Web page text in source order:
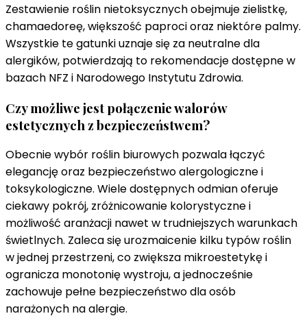
Zestawienie roślin nietoksycznych obejmuje zielistkę,
chamaedoreę, większość paproci oraz niektóre palmy.
Wszystkie te gatunki uznaje się za neutralne dla
alergików, potwierdzają to rekomendacje dostępne w
bazach NFZ i Narodowego Instytutu Zdrowia.
Czy możliwe jest połączenie walorów
estetycznych z bezpieczeństwem?
Obecnie wybór roślin biurowych pozwala łączyć
elegancję oraz bezpieczeństwo alergologiczne i
toksykologiczne. Wiele dostępnych odmian oferuje
ciekawy pokrój, zróżnicowanie kolorystyczne i
możliwość aranżacji nawet w trudniejszych warunkach
świetlnych. Zaleca się urozmaicenie kilku typów roślin
w jednej przestrzeni, co zwiększa mikroestetykę i
ogranicza monotonię wystroju, a jednocześnie
zachowuje pełne bezpieczeństwo dla osób
narażonych na alergie.